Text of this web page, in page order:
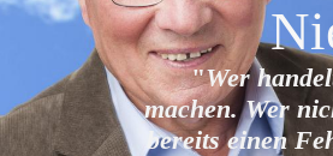
"Wer
machen. Wer
bereitseinen